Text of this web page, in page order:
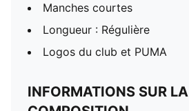
Manches courtes
Longueur : Régulière
Logos du club et PUMA
INFORMATIONS SUR LA